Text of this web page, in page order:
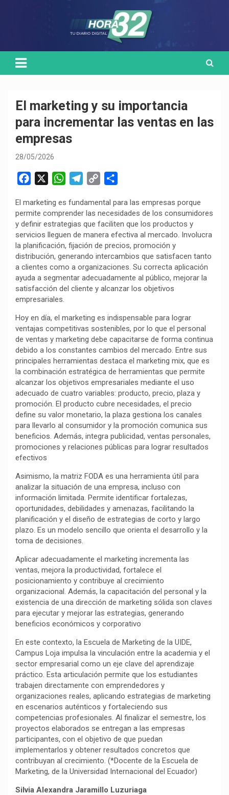
El marketing y su importancia
para incrementar las ventas en las
empresas
28/05/2026
c
e
b
o
o
k
W
a
t
s
A
p
p
l
e
g
r
a
m
p
y
L
i
n
k
m
p
a
r
t
i
r
El marketing es fundamental para las empresas porque
permite comprender las necesidades de los consumidores
y definir estrategias que faciliten que los productos y
servicios lleguen de manera efectiva al mercado. Involucra
la planificación, fijación de precios, promoción y
distribución, generando intercambios que satisfacen tanto
a clientes como a organizaciones. Su correcta aplicación
ayuda a segmentar adecuadamente al público, mejorar la
satisfacción del cliente y alcanzar los objetivos
empresariales.
Hoy en día, el marketing es indispensable para lograr
ventajas competitivas sostenibles, por lo que el personal
de ventas y marketing debe capacitarse de forma continua
debido a los constantes cambios del mercado. Entre sus
principales herramientas destaca el marketing mix, que es
la combinación estratégica de herramientas que permite
alcanzar los objetivos empresariales mediante el uso
adecuado de cuatro variables: producto, precio, plaza y
promoción. El producto cubre necesidades, el precio
define su valor monetario, la plaza gestiona los canales
para llevarlo al consumidor y la promoción comunica sus
beneficios. Además, integra publicidad, ventas personales,
promociones y relaciones públicas para lograr resultados
efectivos
Asimismo, la matriz FODA es una herramienta útil para
analizar la situación de una empresa, incluso con
información limitada. Permite identificar fortalezas,
oportunidades, debilidades y amenazas, facilitando la
planificación y el diseño de estrategias de corto y largo
plazo. Es un modelo sencillo que orienta el desarrollo y la
toma de decisiones.
Aplicar adecuadamente el marketing incrementa las
ventas, mejora la productividad, fortalece el
posicionamiento y contribuye al crecimiento
organizacional. Además, la capacitación del personal y la
existencia de una dirección de marketing sólida son claves
para ejecutar y mejorar las estrategias, generando
beneficios económicos y corporativo
En este contexto, la Escuela de Marketing de la UIDE,
Campus Loja impulsa la vinculación entre la academia y el
sector empresarial como un eje clave del aprendizaje
práctico. Esta articulación permite que los estudiantes
trabajen directamente con emprendedores y
organizaciones reales, aplicando estrategias de marketing
en escenarios auténticos y fortaleciendo sus
competencias profesionales. Al finalizar el semestre, los
proyectos elaborados se entregan a las empresas
participantes, con el objetivo de que puedan
implementarlos y obtener resultados concretos que
contribuyan al crecimiento. (*Docente de la Escuela de
Marketing, de la Universidad Internacional del Ecuador)
Silvia Alexandra Jaramillo Luzuriaga